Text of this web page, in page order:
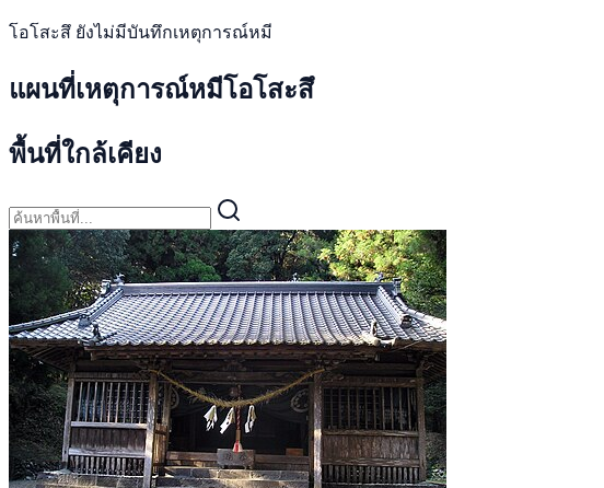
โอโสะสึ ยังไม่มีบันทึกเหตุการณ์หมี
แผนที่เหตุการณ์หมีโอโสะสึ
พื้นที่ใกล้เคียง